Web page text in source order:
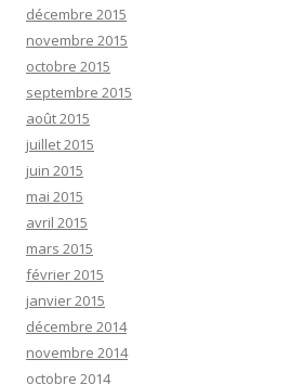
décembre 2015
novembre 2015
octobre 2015
septembre 2015
août 2015
juillet 2015
juin 2015
mai 2015
avril 2015
mars 2015
février 2015
janvier 2015
décembre 2014
novembre 2014
octobre 2014